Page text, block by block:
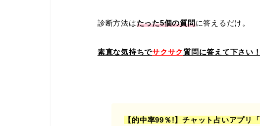
診断方法はたった5個の質問に答えるだけ。
素直な気持ちでサクサク質問に答えて下さい！
【的中率99％!】チャット占いアプリ「